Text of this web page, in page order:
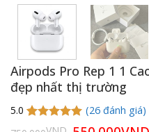
Airpods Pro Rep 1 1
đẹp nhất thị trường
5.0
5.0 trên 5
26
(26đánh giá)
Giá